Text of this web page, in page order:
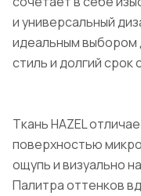
и универсальный
идеальным выбором
стиль и долгий срок
Ткань HAZEL
поверхностью
ощупь и визуально
Палитра оттенков